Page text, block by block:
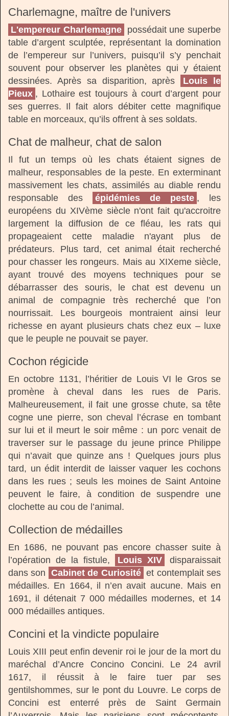
Charlemagne, maître de l'univers
L'empereur Charlemagne
possédait une superbe
table d’argent sculptée, représentant la domination
de l’empereur sur l’univers, puisqu’il s’y penchait
souvent pour observer les planètes qui y étaient
dessinées. Après sa disparition, après
Louis le
Pieux , Lothaire est toujours à court d’argent pour
ses guerres. Il fait alors débiter cette magnifique
table en morceaux, qu’ils offrent à ses soldats.
Chat de malheur, chat de salon
Il fut un temps où les chats étaient signes de
malheur, responsables de la peste. En exterminant
massivement les chats, assimilés au diable rendu
responsable des
épidémies de peste , les
européens du XIVème siècle n'ont fait qu'accroitre
largement la diffusion de ce fléau, les rats qui
propageaient cette maladie n'ayant plus de
prédateurs. Plus tard, cet animal était recherché
pour chasser les rongeurs. Mais au XIXeme siècle,
ayant trouvé des moyens techniques pour se
débarrasser des souris, le chat est devenu un
animal de compagnie très recherché que l’on
nourrissait. Les bourgeois montraient ainsi leur
richesse en ayant plusieurs chats chez eux – luxe
que le peuple ne pouvait se payer.
Cochon régicide
En octobre 1131, l’héritier de Louis VI le Gros se
promène à cheval dans les rues de Paris.
Malheureusement, il fait une grosse chute, sa tête
cogne une pierre, son cheval l’écrase en tombant
sur lui et il meurt le soir même : un porc venait de
traverser sur le passage du jeune prince Philippe
qui n’avait que quinze ans ! Quelques jours plus
tard, un édit interdit de laisser vaquer les cochons
dans les rues ; seuls les moines de Saint Antoine
peuvent le faire, à condition de suspendre une
clochette au cou de l’animal.
Collection de médailles
En 1686, ne pouvant pas encore chasser suite à
l’opération de la fistule,
Louis XIV
disparaissait
dans son Cabinet de Curiosité et contemplait ses
médailles. En 1664, il n’en avait aucune. Mais en
1691, il détenait 7 000 médailles modernes, et 14
000 médailles antiques.
Concini et la vindicte populaire
Louis XIII peut enfin devenir roi le jour de la mort du
maréchal d’Ancre Concino Concini. Le 24 avril
1617, il réussit à le faire tuer par ses
gentilshommes, sur le pont du Louvre. Le corps de
Concini est enterré près de Saint Germain